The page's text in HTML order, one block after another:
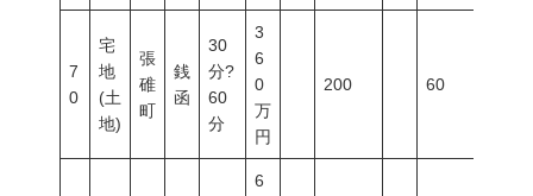
7
0
宅
地
(土
地)
張
碓
町
銭
函
30
分?
60
分
3
6
0
万
円
200 60
6